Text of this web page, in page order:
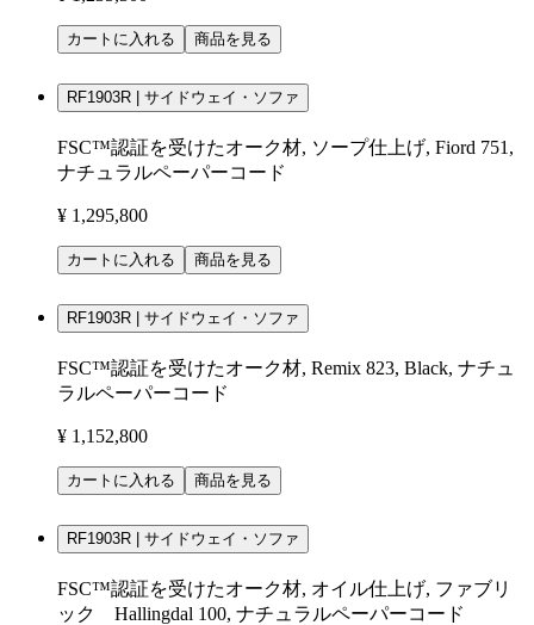
カートに入れる 商品を見る
RF1903R | サイドウェイ・ソファ
FSC™認証を受けたオーク材, ソープ仕上げ, Fiord 751,
ナチュラルペーパーコード
¥ 1,295,800
カートに入れる 商品を見る
RF1903R | サイドウェイ・ソファ
FSC™認証を受けたオーク材, Remix 823, Black, ナチュ
ラルペーパーコード
¥ 1,152,800
カートに入れる 商品を見る
RF1903R | サイドウェイ・ソファ
FSC™認証を受けたオーク材, オイル仕上げ, ファブリ
ック Hallingdal 100, ナチュラルペーパーコード